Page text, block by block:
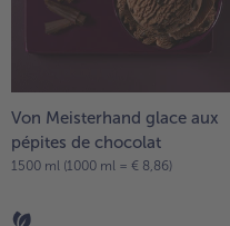
Von Meisterhand glace aux
pépites de chocolat
1500 ml (1000 ml = € 8,86)